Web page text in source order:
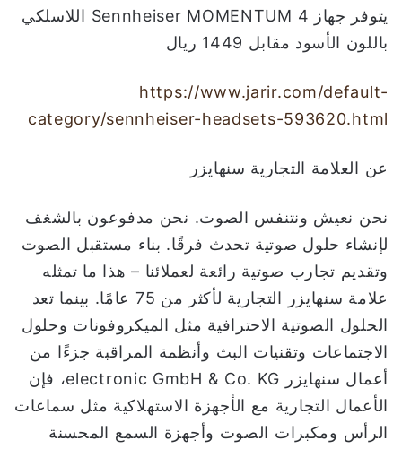
يتوفر جهاز Sennheiser MOMENTUM 4 اللاسلكي
باللون الأسود مقابل 1449 ريال
https://www.jarir.com/default-
category/sennheiser-headsets-593620.html
عن العلامة التجارية سنهايزر
نحن نعيش ونتنفس الصوت. نحن مدفوعون بالشغف
لإنشاء حلول صوتية تحدث فرقًا. بناء مستقبل الصوت
وتقديم تجارب صوتية رائعة لعملائنا – هذا ما تمثله
علامة سنهايزر التجارية لأكثر من 75 عامًا. بينما تعد
الحلول الصوتية الاحترافية مثل الميكروفونات وحلول
الاجتماعات وتقنيات البث وأنظمة المراقبة جزءًا من
أعمال سنهايزر electronic GmbH & Co. KG، فإن
الأعمال التجارية مع الأجهزة الاستهلاكية مثل سماعات
الرأس ومكبرات الصوت وأجهزة السمع المحسنة